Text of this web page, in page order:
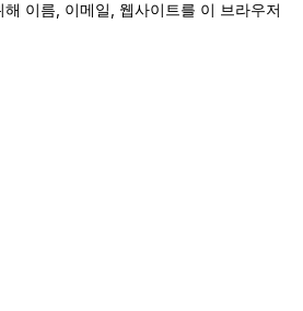
이름, 이메일, 웹사이트를 이 브라우저